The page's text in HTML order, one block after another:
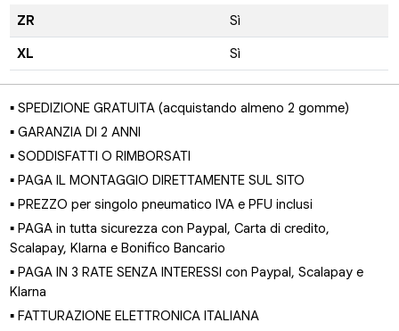
ZR Sì
XL Sì
▪ SPEDIZIONE GRATUITA (acquistando almeno 2 gomme)
▪ GARANZIA DI 2 ANNI
▪ SODDISFATTI O RIMBORSATI
▪ PAGA IL MONTAGGIO DIRETTAMENTE SUL SITO
▪ PREZZO per singolo pneumatico IVA e PFU inclusi
▪ PAGA in tutta sicurezza con Paypal, Carta di credito,
Scalapay, Klarna e Bonifico Bancario
▪ PAGA IN 3 RATE SENZA INTERESSI con Paypal, Scalapay e
Klarna
▪ FATTURAZIONE ELETTRONICA ITALIANA